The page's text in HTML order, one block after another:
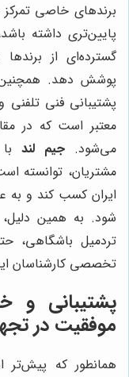
برندهای خاصی
پایین‌تری داشته
گسترده‌ای از
پوشش دهد.
پشتیبانی فنی
معتبر است که در
می‌شود. جیم لندبا
مشتریان، توانسته
ایران کسب کند و به
شود. به همین
تردمیل باشگاهی،
تخصصی کارشناسان
پشتیبانی
موفقیت در
همانطور که پیش‌تر